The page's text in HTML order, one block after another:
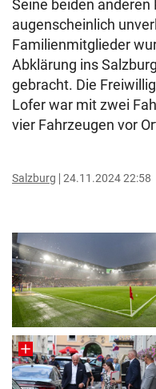
Seine beiden anderen
augenscheinlich
Familienmitglieder
Abklärung ins
gebracht. Die
Lofer war mit zwei
vier Fahrzeugen vor
Salzburg 24.11.2024 22:58